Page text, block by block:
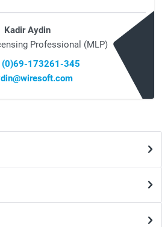
Kadir Aydin
Professional (MLP)
(0)69-173261-345